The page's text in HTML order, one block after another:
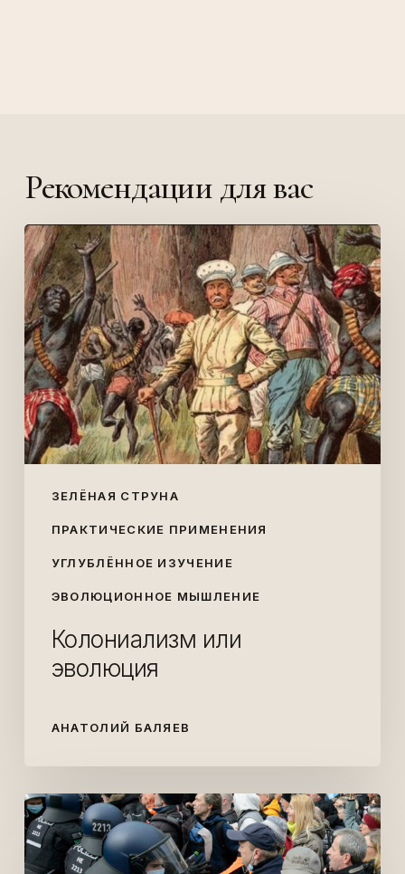
Рекомендации для вас
ЗЕЛЁНАЯ СТРУНА
ПРАКТИЧЕСКИЕ ПРИМЕНЕНИЯ
УГЛУБЛЁННОЕ ИЗУЧЕНИЕ
ЭВОЛЮЦИОННОЕ МЫШЛЕНИЕ
Колониализм
или
эволюция
Колониализм или
эволюция
АНАТОЛИЙ БАЛЯЕВ
Зачем
прошлое
воюет